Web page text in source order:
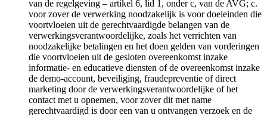
van de regelgeving – artikel 6, lid 1, onder c, van de AVG; c.
voor zover de verwerking noodzakelijk is voor doeleinden die
voortvloeien uit de gerechtvaardigde belangen van de
verwerkingsverantwoordelijke, zoals het verrichten van
noodzakelijke betalingen en het doen gelden van vorderingen
die voortvloeien uit de gesloten overeenkomst inzake
informatie- en educatieve diensten of de overeenkomst inzake
de demo-account, beveiliging, fraudepreventie of direct
marketing door de verwerkingsverantwoordelijke of het
contact met u opnemen, voor zover dit met name
gerechtvaardigd is door een van u ontvangen verzoek en de